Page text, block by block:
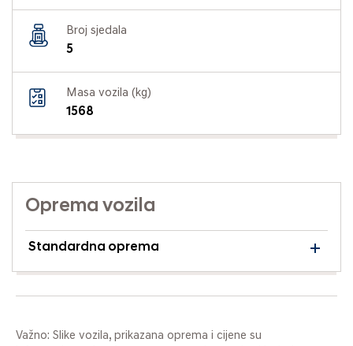
Broj sjedala
5
Masa vozila (kg)
1568
Oprema vozila
Standardna oprema
Važno: Slike vozila, prikazana oprema i cijene su